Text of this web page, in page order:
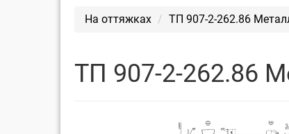
На оттяжках ТП 907-2-262.86
ТП 907-2-262.86